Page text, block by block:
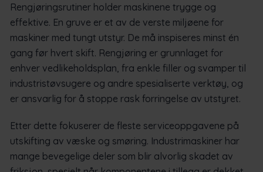
Rengjøringsrutiner holder maskinene trygge og
effektive. En gruve er et av de verste miljøene for
maskiner med tungt utstyr. De må inspiseres minst én
gang før hvert skift. Rengjøring er grunnlaget for
enhver vedlikeholdsplan, fra enkle filler og svamper til
industristøvsugere og andre spesialiserte verktøy, og
er ansvarlig for å stoppe rask forringelse av utstyret.
Etter dette fokuserer de fleste serviceoppgavene på
utskifting av væske og smøring. Industrimaskiner har
mange bevegelige deler som blir alvorlig skadet av